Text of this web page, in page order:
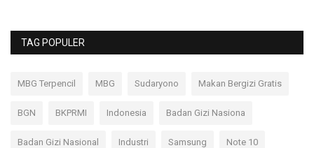
TAG POPULER
MBG Terpencil MBG Sudaryono Makan Bergizi Gratis
BGN BKPRMI Indonesia Badan Gizi Nasiona
Badan Gizi Nasional Industri Samsung Note 10